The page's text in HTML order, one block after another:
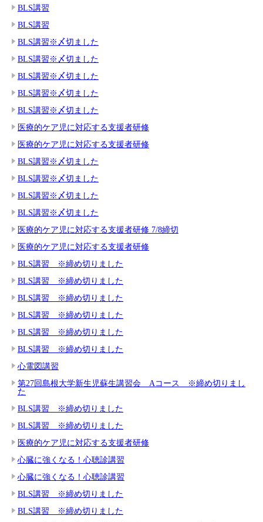
BLS講習
BLS講習
BLS講習※〆切ました
BLS講習※〆切ました
BLS講習※〆切ました
BLS講習※〆切ました
BLS講習※〆切ました
医療的ケア児に対応する支援者研修
医療的ケア児に対応する支援者研修
BLS講習※〆切ました
BLS講習※〆切ました
BLS講習※〆切ました
BLS講習※〆切ました
医療的ケア児に対応する支援者研修 7/8締切
医療的ケア児に対応する支援者研修
BLS講習 ※締め切りました
BLS講習 ※締め切りました
BLS講習 ※締め切りました
BLS講習 ※締め切りました
BLS講習 ※締め切りました
BLS講習 ※締め切りました
心電図講習
第27回島根大学新生児蘇生講習会 Aコース ※締め切りまし
た
BLS講習 ※締め切りました
BLS講習 ※締め切りました
医療的ケア児に対応する支援者研修
心臓に強くなる！心聴診講習
心臓に強くなる！心聴診講習
BLS講習 ※締め切りました
BLS講習 ※締め切りました